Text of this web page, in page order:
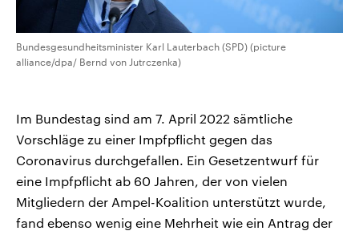
Bundesgesundheitsminister Karl Lauterbach (SPD) (picture
alliance/dpa/ Bernd von Jutrczenka)
Im Bundestag sind am 7. April 2022 sämtliche
Vorschläge zu einer Impfpflicht gegen das
Coronavirus durchgefallen. Ein Gesetzentwurf für
eine Impfpflicht ab 60 Jahren, der von vielen
Mitgliedern der Ampel-Koalition unterstützt wurde,
fand ebenso wenig eine Mehrheit wie ein Antrag der